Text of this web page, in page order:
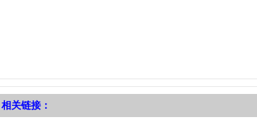
相关链接：